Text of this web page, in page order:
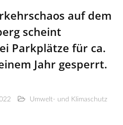
auf dem
scheint
Parkplätze für ca.
Jahr gesperrt.
Umwelt- und Klimaschutz